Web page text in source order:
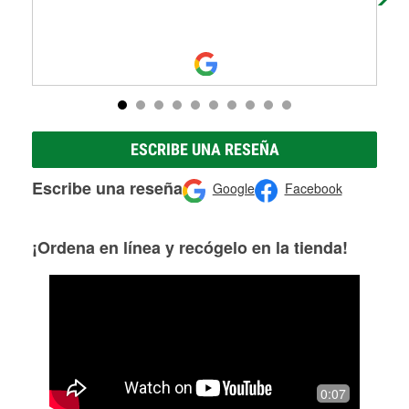
ESCRIBE UNA RESEÑA
Escribe una reseña Google Facebook
¡Ordena en línea y recógelo en la tienda!
0:07